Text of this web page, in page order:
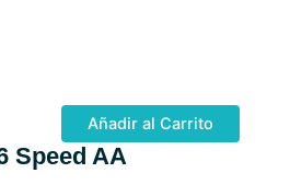
Añadir al Carrito
Speed AA